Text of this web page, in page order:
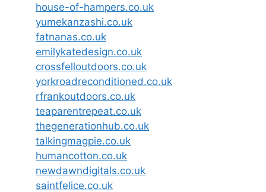
house-of-hampers.co.uk
yumekanzashi.co.uk
fatnanas.co.uk
emilykatedesign.co.uk
crossfelloutdoors.co.uk
yorkroadreconditioned.co.uk
rfrankoutdoors.co.uk
teaparentrepeat.co.uk
thegenerationhub.co.uk
talkingmagpie.co.uk
humancotton.co.uk
newdawndigitals.co.uk
saintfelice.co.uk